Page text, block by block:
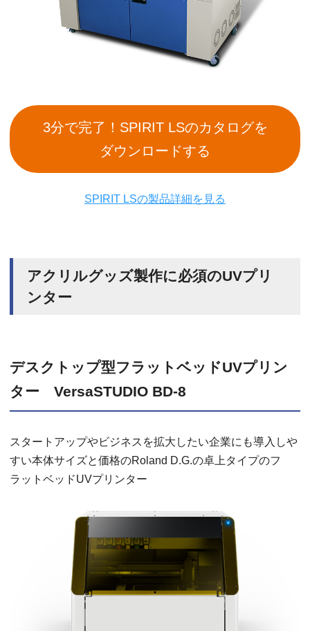
3分で完了！SPIRIT LSのカタログを
ダウンロードする
SPIRIT LSの製品詳細を見る
アクリルグッズ製作に必須のUVプリ
ンター
デスクトップ型フラットベッドUVプリン
ター VersaSTUDIO BD-8
スタートアップやビジネスを拡大したい企業にも導入しや
すい本体サイズと価格のRoland D.G.の卓上タイプのフ
ラットベッドUVプリンター